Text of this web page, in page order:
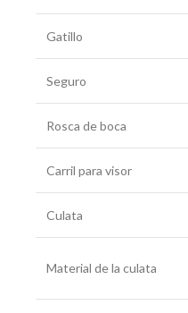
Gatillo
Seguro
Rosca de boca
Carril para visor
Culata
Material de la culata